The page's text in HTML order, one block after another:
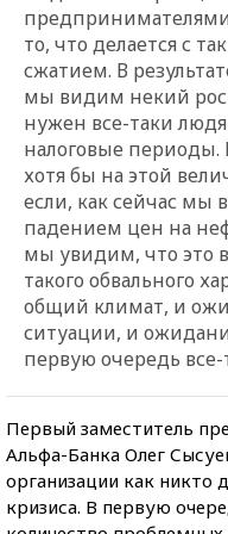
то, что делается с
сжатием. В
мы видим некий
нужен все-таки
налоговые периоды.
хотя бы на этой
если, как сейчас мы
падением цен на
мы увидим, что это
такого обвального
общий климат, и
ситуации, и
первую очередь
Первый заместитель
Альфа-Банка Олег
организации как
кризиса. В первую